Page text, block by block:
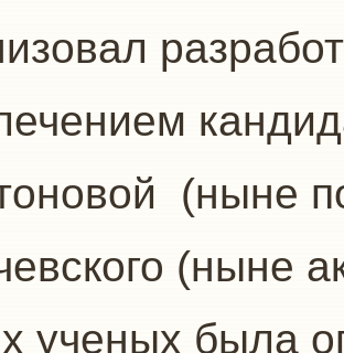
(ныне
(ныне
ученых была